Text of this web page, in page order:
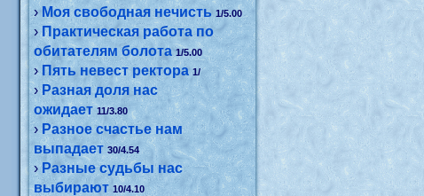
› Моя свободная нечисть 1/5.00
›Практическая работа по
обитателям болота 1/5.00
›Пять невест ректора 1/
›Разная доля нас
ожидает 11/3.80
› Разное счастье нам
выпадает 30/4.54
›Разные судьбы нас
выбирают 10/4.10